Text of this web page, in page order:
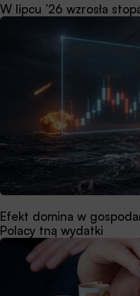
W lipcu ’26 wzrosła
Efekt domina w
Polacy tną wydatki